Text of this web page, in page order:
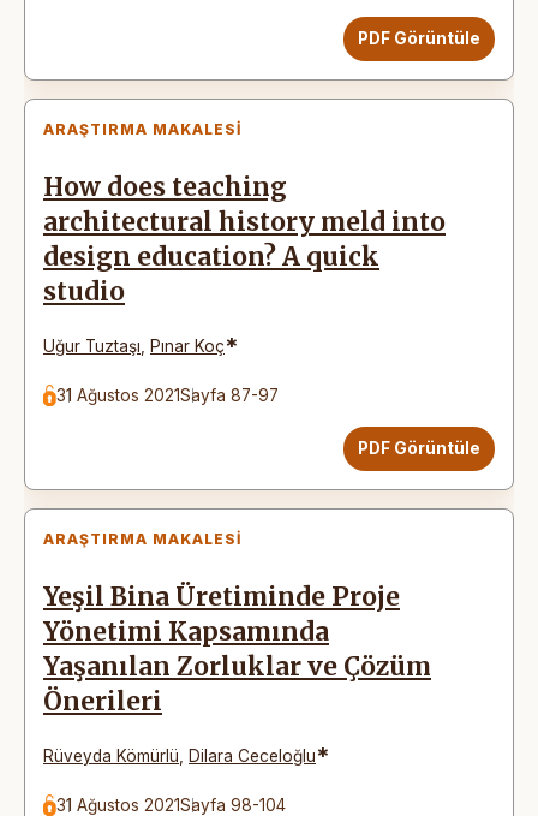
PDF Görüntüle
ARAŞTIRMA MAKALESI
How does teaching
architectural history meld into
design education? A quick
studio
Uğur Tuztaşı Pınar Koç*
31 Ağustos 2021Sayfa 87-97
PDF Görüntüle
ARAŞTIRMA MAKALESI
Yeşil Bina Üretiminde Proje
Yönetimi Kapsamında
Yaşanılan Zorluklar ve Çözüm
Önerileri
Rüveyda Kömürlü Dilara Ceceloğlu*
31 Ağustos 2021Sayfa 98-104